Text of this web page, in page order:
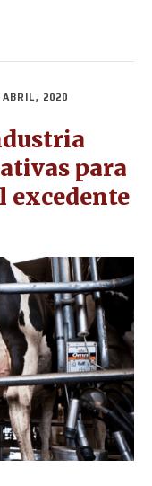
ABRIL, 2020
para
excedente